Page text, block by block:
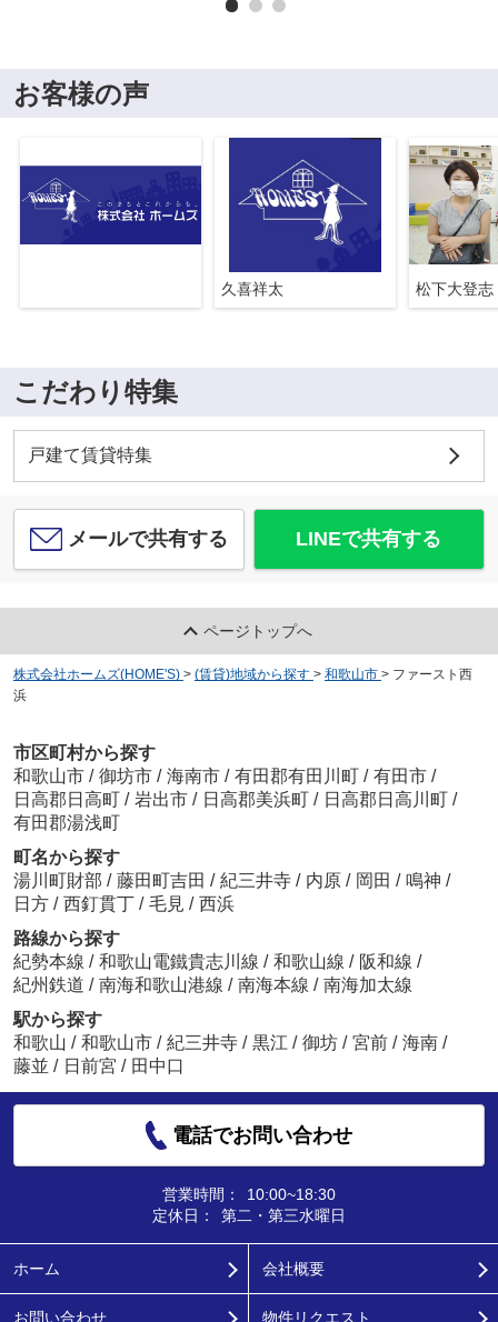
お客様の声
久喜祥太 松下大登志
こだわり特集
戸建て賃貸特集
メールで共有する LINEで共有する
ページトップへ
株式会社ホームズ(HOME'S) > (賃貸)地域から探す > 和歌山市 > ファースト西
浜
市区町村から探す
和歌山市 / 御坊市 / 海南市 / 有田郡有田川町 / 有田市 /
日高郡日高町 / 岩出市 / 日高郡美浜町 / 日高郡日高川町 /
有田郡湯浅町
町名から探す
湯川町財部 / 藤田町吉田 / 紀三井寺 / 内原 / 岡田 / 鳴神 /
日方 / 西釘貫丁 / 毛見 / 西浜
路線から探す
紀勢本線 / 和歌山電鐵貴志川線 / 和歌山線 / 阪和線 /
紀州鉄道 / 南海和歌山港線 / 南海本線 / 南海加太線
駅から探す
和歌山 / 和歌山市 / 紀三井寺 / 黒江 / 御坊 / 宮前 / 海南 /
藤並 / 日前宮 / 田中口
電話でお問い合わせ
営業時間：
10:00~18:30
定休日：
第二・第三水曜日
ホーム 会社概要
お問い合わせ 物件リクエスト